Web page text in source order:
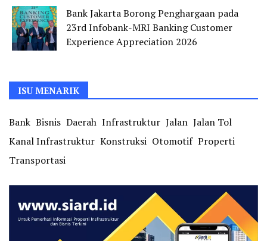
Bank Jakarta Borong Penghargaan pada
23rd Infobank-MRI Banking Customer
Experience Appreciation 2026
ISU MENARIK
Bank Bisnis Daerah Infrastruktur Jalan Jalan Tol
Kanal Infrastruktur Konstruksi Otomotif Properti
Transportasi